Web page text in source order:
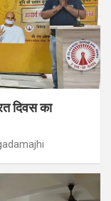
दिवस का